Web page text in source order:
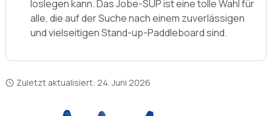
Zuletzt aktualisiert: 24. Juni 2026